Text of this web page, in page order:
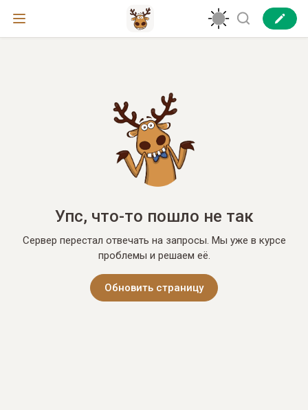
Упс, что-то пошло не так
Сервер перестал отвечать на запросы. Мы уже в курсе
проблемы и решаем её.
Обновить страницу